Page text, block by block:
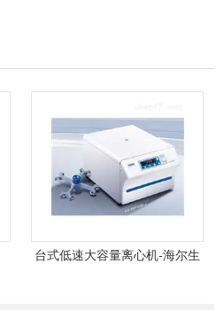
台式低速大容量离心机-海尔生